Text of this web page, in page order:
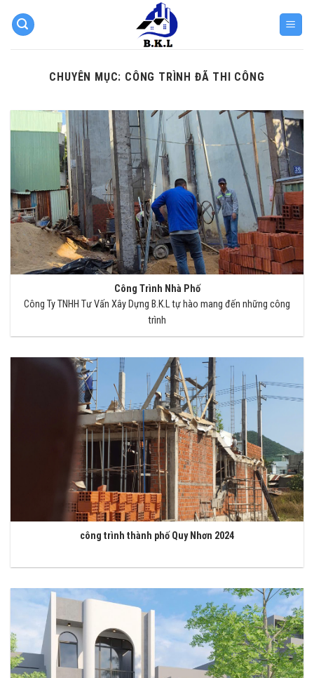
CHUYÊN MỤC: CÔNG TRÌNH ĐÃ THI CÔNG
Công Trình Nhà Phố
Công Ty TNHH Tư Vấn Xây Dựng B.K.L tự hào mang đến những công
trình
công trình thành phố Quy Nhơn 2024